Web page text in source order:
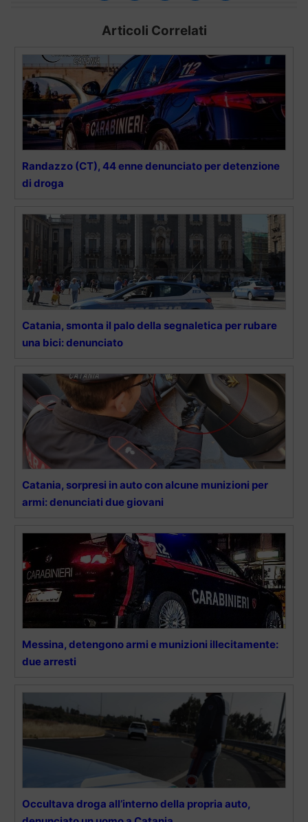
Articoli Correlati
Randazzo (CT), 44 enne denunciato per detenzione
di droga
Catania, smonta il palo della segnaletica per rubare
una bici: denunciato
Catania, sorpresi in auto con alcune munizioni per
armi: denunciati due giovani
Messina, detengono armi e munizioni illecitamente:
due arresti
Occultava droga all’interno della propria auto,